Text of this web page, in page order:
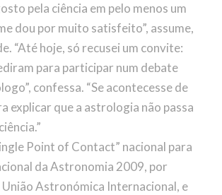
pela ciência em pelo menos um
dou por muito satisfeito”, assume,
“Até hoje, só recusei um convite:
para participar num debate
confessa. “Se acontecesse de
explicar que a astrologia não passa
Point of Contact” nacional para
da Astronomia 2009, por
União Astronómica Internacional, e